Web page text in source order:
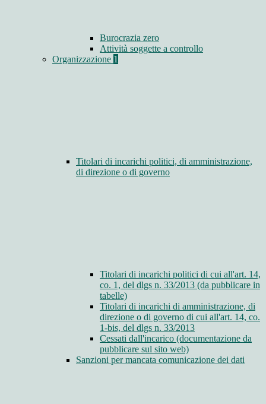
Burocrazia zero
Attività soggette a controllo
Organizzazione 1
Titolari di incarichi politici, di amministrazione,
di direzione o di governo
Titolari di incarichi politici di cui all'art. 14,
co. 1, del dlgs n. 33/2013 (da pubblicare in
tabelle)
Titolari di incarichi di amministrazione, di
direzione o di governo di cui all'art. 14, co.
1-bis, del dlgs n. 33/2013
Cessati dall'incarico (documentazione da
pubblicare sul sito web)
Sanzioni per mancata comunicazione dei dati